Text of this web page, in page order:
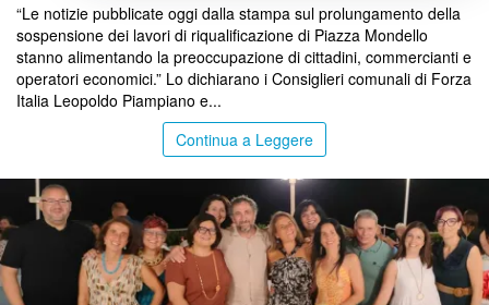
“Le notizie pubblicate oggi dalla stampa sul prolungamento della
sospensione dei lavori di riqualificazione di Piazza Mondello
stanno alimentando la preoccupazione di cittadini, commercianti e
operatori economici.” Lo dichiarano i Consiglieri comunali di Forza
Italia Leopoldo Piampiano e...
Continua a Leggere